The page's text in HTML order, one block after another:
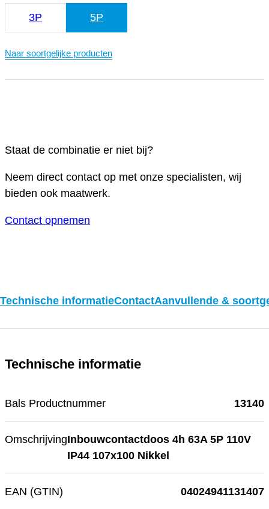
3P 5P
Naar soortgelijke producten
Staat de combinatie er niet bij?
Neem direct contact op met onze specialisten, wij
bieden ook maatwerk.
Contact opnemen
Technische informatieContactAanvullende &
Technische informatie
Bals Productnummer 13140
OmschrijvingInbouwcontactdoos 4h 63A 5P 110V
IP44 107x100 Nikkel
EAN (GTIN) 04024941131407